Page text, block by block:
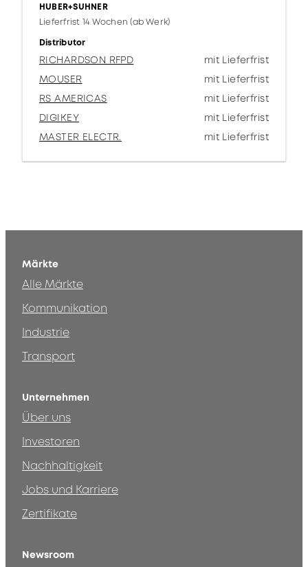
HUBER+SUHNER
Lieferfrist 14 Wochen (ab Werk)
Distributor
RICHARDSON RFPD
mit Lieferfrist
MOUSER
mit Lieferfrist
RS AMERICAS
mit Lieferfrist
DIGIKEY
mit Lieferfrist
MASTER ELECTR.
mit Lieferfrist
Märkte
Alle Märkte
Kommunikation
Industrie
Transport
Unternehmen
Über uns
Investoren
Nachhaltigkeit
Jobs und Karriere
Zertifikate
Newsroom